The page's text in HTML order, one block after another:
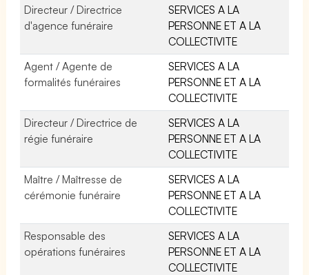
Directeur / Directrice
d'agence funéraire
SERVICES A LA
PERSONNE ET A LA
COLLECTIVITE
Agent / Agente de
formalités funéraires
SERVICES A LA
PERSONNE ET A LA
COLLECTIVITE
Directeur / Directrice de
régie funéraire
SERVICES A LA
PERSONNE ET A LA
COLLECTIVITE
Maître / Maîtresse de
cérémonie funéraire
SERVICES A LA
PERSONNE ET A LA
COLLECTIVITE
Responsable des
opérations funéraires
SERVICES A LA
PERSONNE ET A LA
COLLECTIVITE